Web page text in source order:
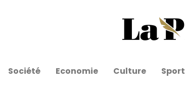
Société Economie Culture Sport